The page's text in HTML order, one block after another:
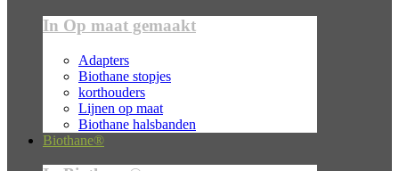
In Op maat gemaakt
Adapters
Biothane stopjes
korthouders
Lijnen op maat
Biothane halsbanden
Biothane®